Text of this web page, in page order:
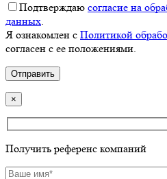
Подтверждаю согласие на
данных.
Я ознакомлен с Политикой
согласен с ее положениями.
×
Получить референс компаний